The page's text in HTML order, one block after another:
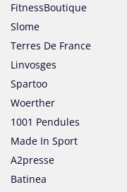
FitnessBoutique
Slome
Terres De France
Linvosges
Spartoo
Woerther
1001 Pendules
Made In Sport
A2presse
Batinea